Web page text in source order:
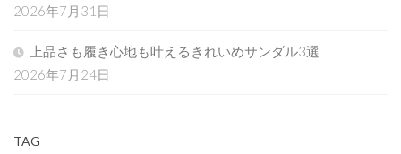
2026年7月31日
上品さも履き心地も叶えるきれいめサンダル3選
2026年7月24日
TAG